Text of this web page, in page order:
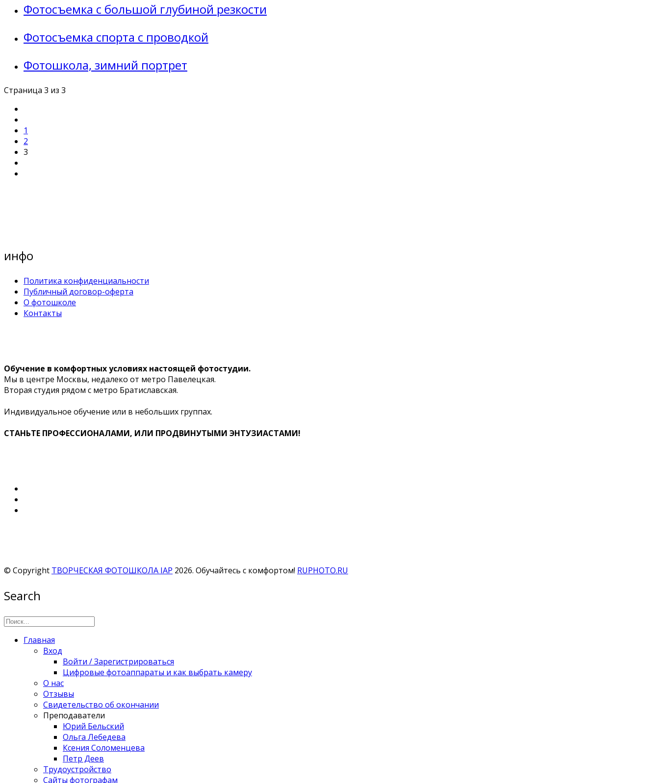
Фотосъемка с большой глубиной резкости
Фотосъемка спорта с проводкой
Фотошкола, зимний портрет
Страница 3 из 3
1
2
3
инфо
Политика конфиденциальности
Публичный договор-оферта
О фотошколе
Контакты
Обучение в комфортных условиях настоящей фотостудии.
Мы в центре Москвы, недалеко от метро Павелецкая.
Вторая студия рядом с метро Братиславская.
Индивидуальное обучение или в небольших группах.
СТАНЬТЕ ПРОФЕССИОНАЛАМИ, ИЛИ ПРОДВИНУТЫМИ ЭНТУЗИАСТАМИ!
© Copyright ТВОРЧЕСКАЯ ФОТОШКОЛА IAP 2026. Обучайтесь с комфортом! RUPHOTO.RU
Search
Главная
Вход
Войти / Зарегистрироваться
Цифровые фотоаппараты и как выбрать камеру
О нас
Отзывы
Свидетельство об окончании
Преподаватели
Юрий Бельский
Ольга Лебедева
Ксения Соломенцева
Петр Деев
Трудоустройство
Сайты фотографам